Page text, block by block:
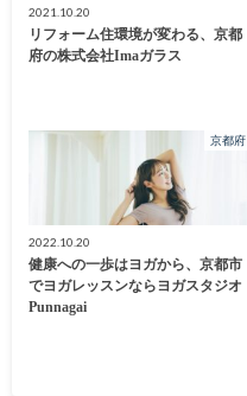
2021.10.20
リフォーム住環境が変わる、京都
府の株式会社Imaガラス
京都府
2022.10.20
健康への一歩はヨガから、京都市
でヨガレッスンならヨガスタジオ
Punnagai